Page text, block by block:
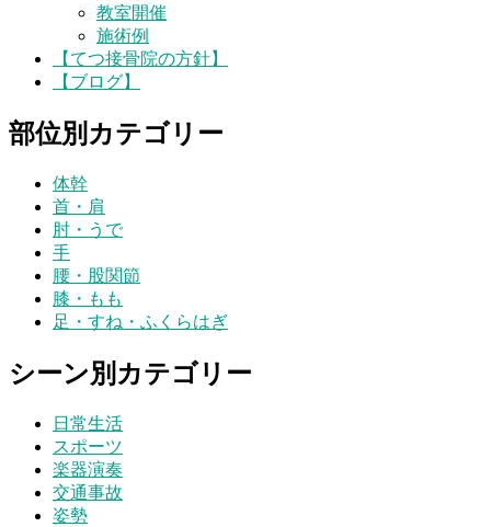
教室開催
施術例
【てつ接骨院の方針】
【ブログ】
部位別カテゴリー
体幹
首・肩
肘・うで
手
腰・股関節
膝・もも
足・すね・ふくらはぎ
シーン別カテゴリー
日常生活
スポーツ
楽器演奏
交通事故
姿勢